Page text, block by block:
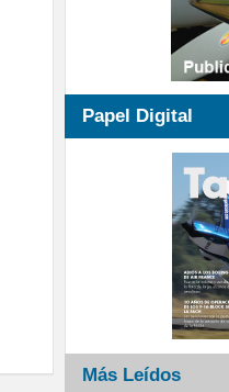
Papel Digital
Más Leídos